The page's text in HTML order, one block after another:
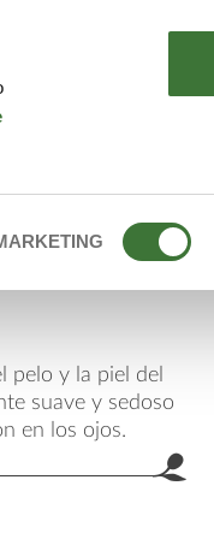
niños
pelo y la piel del
suave y sedoso
en los ojos.